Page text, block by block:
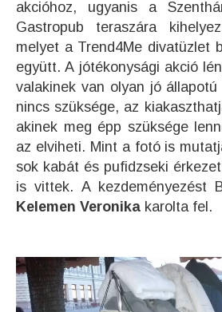
akcióhoz, ugyanis a
Gastropub teraszára
melyet a Trend4Me divatüzlet
együtt. A jótékonysági akció
valakinek van olyan jó
nincs szüksége, az
akinek meg épp szüksége
az elviheti. Mint a fotó is
sok kabát és pufidzseki
is vittek. A kezdeményezést
Kelemen Veronika karolta fel.